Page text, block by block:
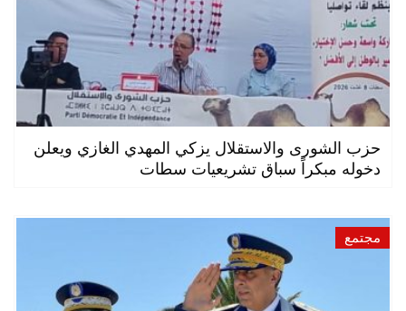
حزب الشورى والاستقلال يزكي المهدي الغازي ويعلن
دخوله مبكراً سباق تشريعيات سطات
مجتمع